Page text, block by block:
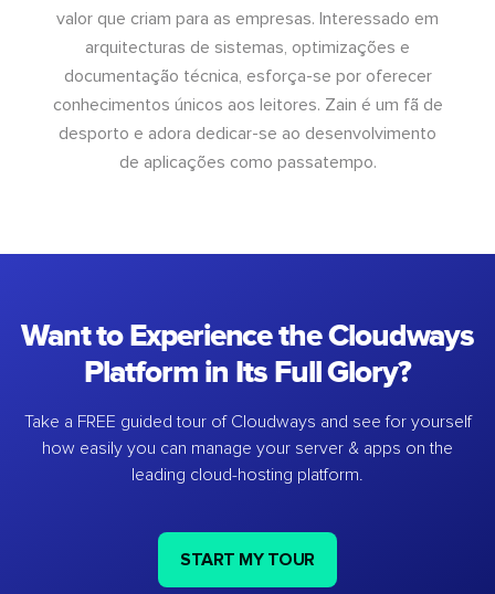
valor que criam para as empresas. Interessado em
arquitecturas de sistemas, optimizações e
documentação técnica, esforça-se por oferecer
conhecimentos únicos aos leitores. Zain é um fã de
desporto e adora dedicar-se ao desenvolvimento
de aplicações como passatempo.
Want to Experience the Cloudways
Platform in Its Full Glory?
Take a FREE guided tour of Cloudways and see for yourself
how easily you can manage your server & apps on the
leading cloud-hosting platform.
START MY TOUR